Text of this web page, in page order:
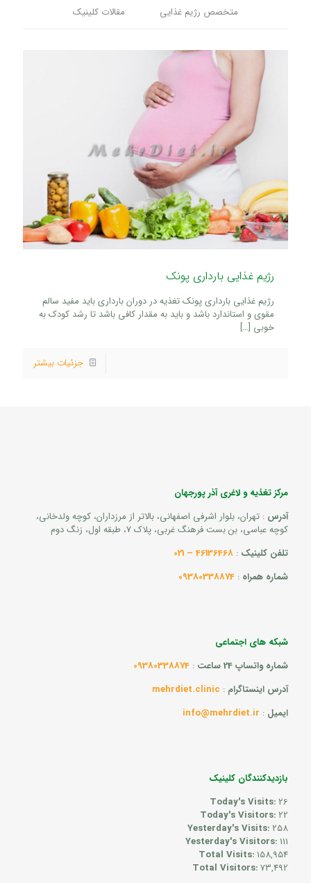
متخصص رژیم غذایی مقالات کلینیک
رژیم غذایی بارداری پونک
رژیم غذایی بارداری پونک تغذیه در دوران بارداری باید مفید سالم
مقوی و استاندارد باشد و باید به مقدار کافی باشد تا رشد کودک به
خوبی […]
جزئیات بیشتر
مرکز تغذیه و لاغری آذر پورجهان
آدرس : تهران، بلوار اشرفی اصفهانی، بالاتر از مرزداران، کوچه ولدخانی،
کوچه عباسی، بن بست فرهنگ غربی، پلاک 7، طبقه اول، زنگ دوم
تلفن کلینیک :
46136468 – 021
شماره همراه :
09380338874
شبکه های اجتماعی
شماره واتساپ 24 ساعت
:
09380338874
آدرس اینستاگرام :
mehrdiet.clinic
ایمیل :
info@mehrdiet.ir
بازدیدکنندگان کلینیک
Today's Visits:26
Today's Visitors:22
Yesterday's Visits:258
Yesterday's Visitors:111
Total Visits:158,954
Total Visitors:73,492